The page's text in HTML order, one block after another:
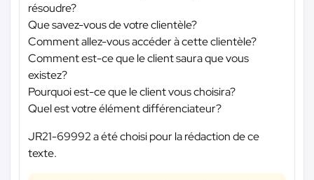
résoudre?
Que savez-vous de votre clientèle?
Comment allez-vous accéder à cette clientèle?
Comment est-ce que le client saura que vous
existez?
Pourquoi est-ce que le client vous choisira?
Quel est votre élément différenciateur?
JR21-69992 a été choisi pour la rédaction de ce
texte.